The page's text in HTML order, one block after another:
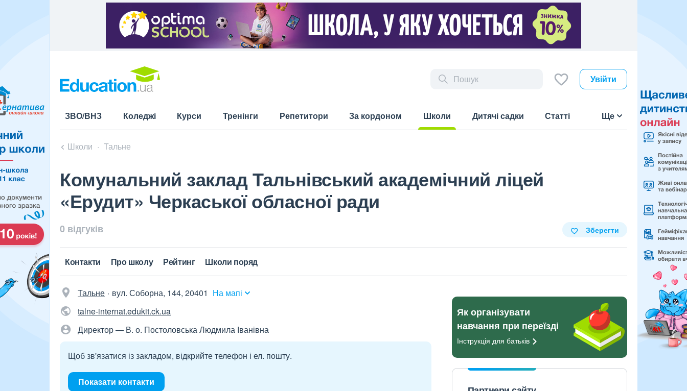
Увійти
ЗВО/ВНЗ Коледжі Курси Тренінги Репетитори За кордоном
Школи
Дитячі садки Статті Ще
Школи Тальне
Комунальний заклад Тальнівський академічний ліцей
«Ерудит» Черкаської обласної ради
0 відгуків Зберегти
Контакти Про школу Рейтинг Школи поряд
Тальне вул. Соборна, 144, 20401 На мапі
talne-internat.edukit.ck.ua
Директор — В. о. Постоловська Людмила Іванівна
Щоб зв'язатися із закладом, відкрийте телефон і ел. пошту.
Показати контакти
Як організувати
навчання при переїзді
Інструкція для батьків